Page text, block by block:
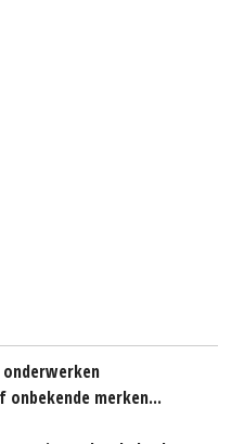
merken...